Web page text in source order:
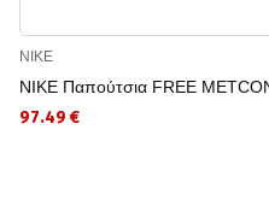
NIKE
NIKE Παπούτσια FREE
97.49 €